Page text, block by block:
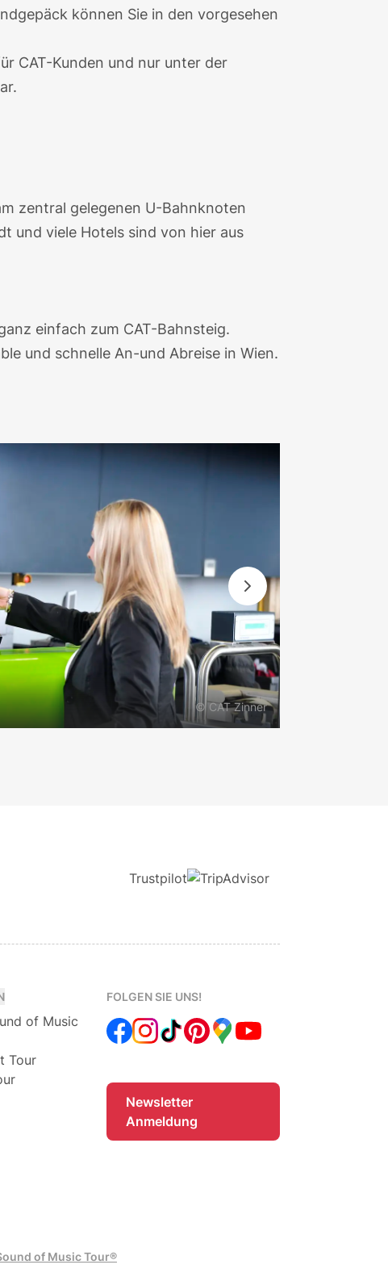
können Sie in den vorgesehen
CAT-Kunden und nur unter der
zentral gelegenen U-Bahnknoten
und viele Hotels sind von hier aus
einfach zum CAT-Bahnsteig.
und schnelle An-und Abreise in Wien.
© CAT Zinner
Trustpilot
of Music
Tour
FOLGEN SIE UNS!
Newsletter
Anmeldung
of Music Tour®